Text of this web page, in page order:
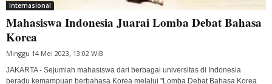
Internasional
Mahasiswa Indonesia Juarai Lomba Debat Bahasa
Korea
Minggu 14 Mei 2023, 13:02 WIB
JAKARTA - Sejumlah mahasiswa dari berbagai universitas di Indonesia
beradu kemampuan berbahasa Korea melalui "Lomba Debat Bahasa Korea